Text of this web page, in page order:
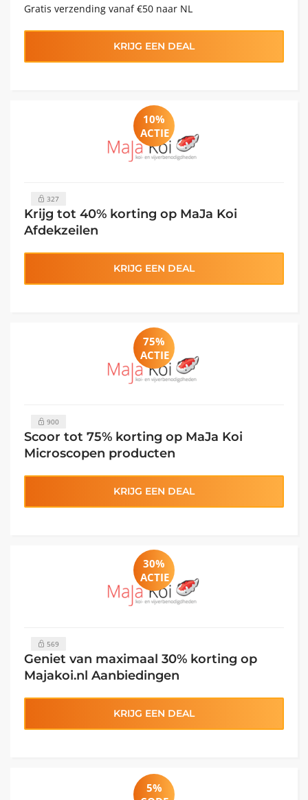
Gratis verzending vanaf €50 naar NL
KRIJG EEN DEAL
10%
ACTIE
327
Krijg tot 40% korting op MaJa Koi
Afdekzeilen
KRIJG EEN DEAL
75%
ACTIE
900
Scoor tot 75% korting op MaJa Koi
Microscopen producten
KRIJG EEN DEAL
30%
ACTIE
569
Geniet van maximaal 30% korting op
Majakoi.nl Aanbiedingen
KRIJG EEN DEAL
5%